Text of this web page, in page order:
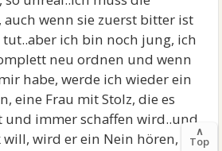
wenn sie zuerst bitter ist
ich bin noch jung, ich
neu ordnen und wenn
habe, werde ich wieder ein
eine Frau mit Stolz, die es
und immer schaffen wird..und
wird er ein Nein hören, zum
∧
Top